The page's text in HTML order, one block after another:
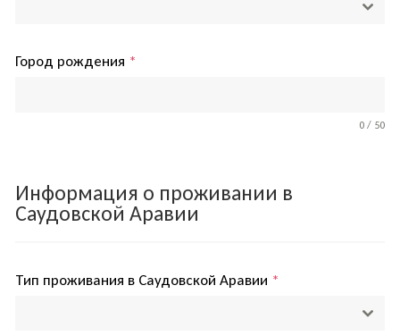
Город рождения *
0 / 50
Информация о проживании в
Саудовской Аравии
Тип проживания в Саудовской Аравии *